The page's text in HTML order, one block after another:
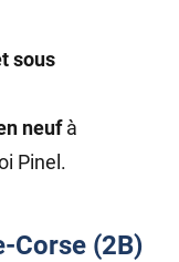
sous
neufà
Pinel.
Corse (2B)